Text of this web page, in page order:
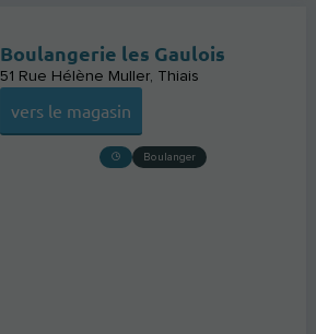
Boulangerie les Gaulois
51 Rue Hélène Muller Thiais
vers le magasin
Boulanger